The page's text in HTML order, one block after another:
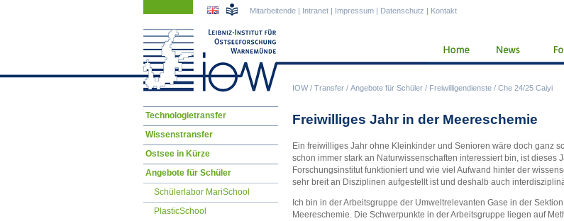
IOW/ Transfer / Angebote für Schüler / Freiwilligendienste / Che 24/25 Caiyi
Mitarbeitende | Intranet | Impressum | Datenschutz | Kontakt
Freiwilliges Jahr in der Meereschemie
Ein freiwilliges Jahr ohne Kleinkinder und Senioren wäre doch ganz
schon immer stark an Naturwissenschaften interessiert bin, ist
Forschungsinstitut funktioniert und wie viel Aufwand hinter der
sehr breit an Disziplinen aufgestellt ist und deshalb auch
Ich bin in der Arbeitsgruppe der Umweltrelevanten Gase in der
Meereschemie. Die Schwerpunkte in der Arbeitsgruppe liegen auf
Navigation
überspringen
Technologietransfer
Wissenstransfer
Ostsee in Kürze
Angebote für Schüler
Schülerlabor MariSchool
PlasticSchool